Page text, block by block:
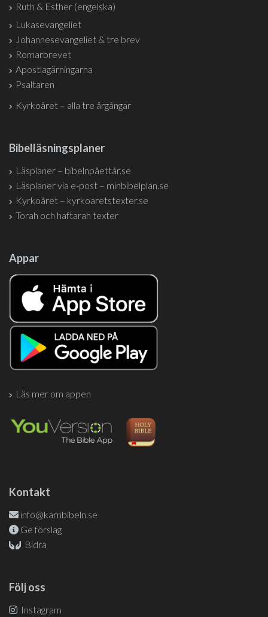
Ruth & Esther (engelska)
Lukasevangeliet
Johannesevangeliet & tre brev
Romarbrevet
Apostlagärningarna
Psaltaren
Kyrkoåret – alla tre årgångar
Bibelläsningsplaner
Läsplaner – bibelnpåettår.se
Läsplaner via e-post – minbibelplan.se
Kyrkoåret – kyrkoaretstexter.se
Torah och haftarah texter
Appar
Läs mer om appen
Kontakt
info@karnbibeln.se
Ge förslag
Bidra
Följ oss
Instagram